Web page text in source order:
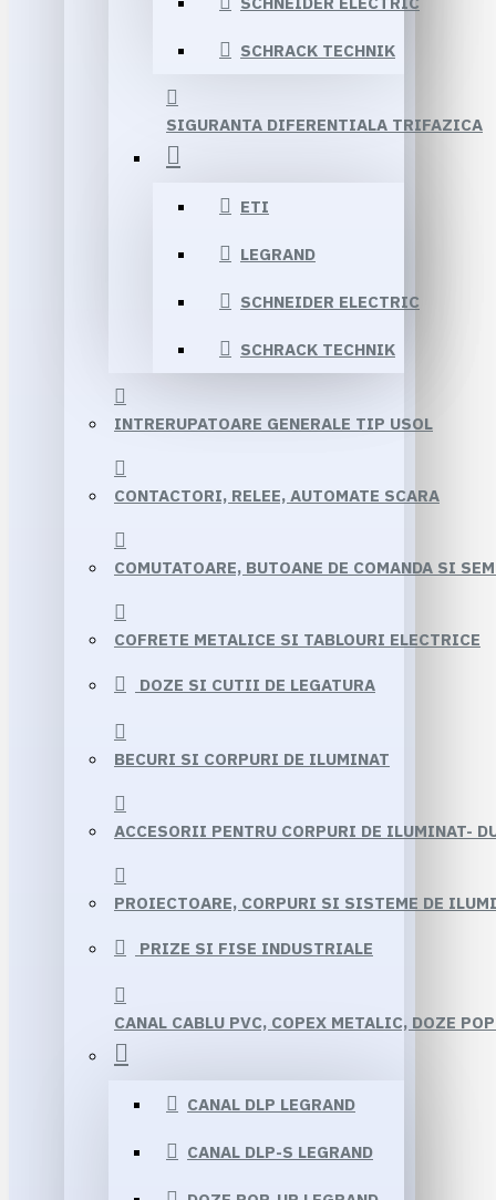
SCHRACK TECHNIK
SIGURANTA DIFERENTIALA TRIFAZICA
ETI
LEGRAND
SCHNEIDER ELECTRIC
SCHRACK TECHNIK
INTRERUPATOARE GENERALE TIP USOL
CONTACTORI, RELEE, AUTOMATE SCARA
COMUTATOARE, BUTOANE DE COMANDA SI
COFRETE METALICE SI TABLOURI ELECTRICE
DOZE SI CUTII DE LEGATURA
BECURI SI CORPURI DE ILUMINAT
ACCESORII PENTRU CORPURI DE ILUMINAT-
PROIECTOARE, CORPURI SI SISTEME DE
PRIZE SI FISE INDUSTRIALE
CANAL CABLU PVC, COPEX METALIC, DOZE
CANAL DLP LEGRAND
CANAL DLP-S LEGRAND